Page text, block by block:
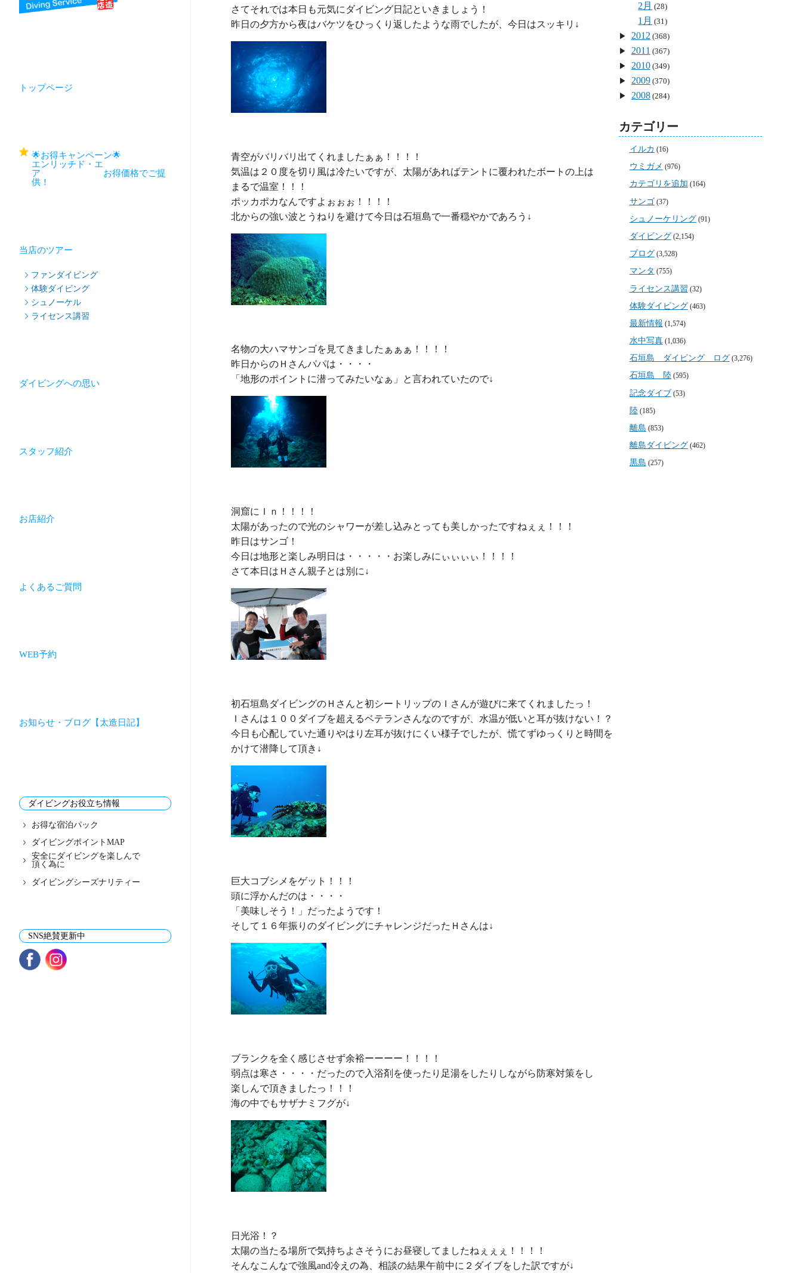
トップページ
🌟お得キャンペーン🌟
エンリッチド・エ
ア お得価格でご提
供！
当店のツアー
ファンダイビング
体験ダイビング
シュノーケル
ライセンス講習
ダイビングへの思い
スタッフ紹介
お店紹介
よくあるご質問
WEB予約
お知らせ・ブログ【太造日記】
ダイビングお役立ち情報
お得な宿泊パック
ダイビングポイントMAP
安全にダイビングを楽しんで
頂く為に
ダイビングシーズナリティー
SNS絶賛更新中
さてそれでは本日も元気にダイビング日記といきましょう！
青空がバリバリ出てくれましたぁぁ！！！！
気温は２０度を切り風は冷たいですが、太陽があればテントに覆われたボートの上は
まるで温室！！！
ポッカポカなんですよぉぉぉ！！！！
名物の大ハマサンゴを見てきましたぁぁぁ！！！！
昨日からのＨさんパパは・・・・
洞窟にＩｎ！！！！
太陽があったので光のシャワーが差し込みとっても美しかったですねぇぇ！！！
昨日はサンゴ！
今日は地形と楽しみ明日は・・・・・お楽しみにぃぃぃぃ！！！！
初石垣島ダイビングのＨさんと初シートリップのＩさんが遊びに来てくれましたっ！
Ｉさんは１００ダイブを超えるベテランさんなのですが、水温が低いと耳が抜けない！？
今日も心配していた通りやはり左耳が抜けにくい様子でしたが、慌てずゆっくりと時間を
巨大コブシメをゲット！！！
頭に浮かんだのは・・・・
「美味しそう！」だったようです！
ブランクを全く感じさせず余裕ーーーー！！！！
弱点は寒さ・・・・だったので入浴剤を使ったり足湯をしたりしながら防寒対策をし
楽しんで頂きましたっ！！！
日光浴！？
太陽の当たる場所で気持ちよさそうにお昼寝してましたねぇぇぇ！！！！
2月 (28)
1月 (31)
2012(368)
2011 (367)
2010(349)
2009(370)
2008(284)
カテゴリー
イルカ (16)
ウミガメ (976)
カテゴリを追加 (164)
サンゴ(37)
シュノーケリング(91)
ダイビング (2,154)
ブログ (3,528)
マンタ (755)
ライセンス講習 (32)
体験ダイビング(463)
最新情報 (1,574)
水中写真(1,036)
石垣島 ダイビング ログ (3,276)
石垣島 陸(595)
記念ダイブ (53)
陸(185)
離島 (853)
離島ダイビング (462)
黒島 (257)